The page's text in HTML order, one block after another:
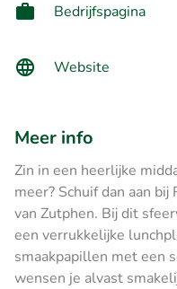
Bedrijfspagina
Website
Meer info
Zin in een heerlijke
meer? Schuif dan aan
van Zutphen. Bij dit
een verrukkelijke
smaakpapillen met een
wensen je alvast